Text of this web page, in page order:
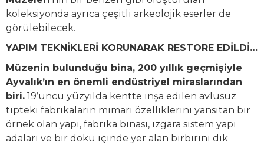
koleksiyonda ayrıca çeşitli arkeolojik eserler de
görülebilecek.
YAPIM TEKNİKLERİ KORUNARAK RESTORE EDİLDİ…
Müzenin bulunduğu bina, 200 yıllık geçmişiyle
Ayvalık’ın en önemli endüstriyel miraslarından
biri. 19’uncu yüzyılda kentte inşa edilen avlusuz
tipteki fabrikaların mimari özelliklerini yansıtan bir
örnek olan yapı, fabrika binası, ızgara sistem yapı
adaları ve bir doku içinde yer alan birbirini dik